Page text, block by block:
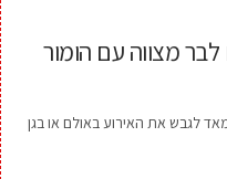
מצווה עם הומור
לגבש את האירוע באולם או בגן